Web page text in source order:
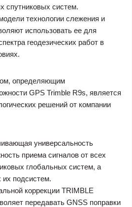
спутниковых систем.
технологии слежения и
использовать ее для
геодезических работ в
определяющим
GPS Trimble R9s, является
решений от компании
универсальность
приема сигналов от всех
глобальных систем, а
подсистем.
коррекции TRIMBLE
передавать GNSS поправки